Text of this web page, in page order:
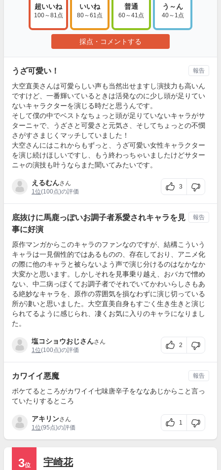
超いいね
100～81点
いいね
80～61点
普通
60～41点
う～ん
40～1点
採点・コメントする
うざ可愛い！
大空直美さんは可愛らしい声も当然出せますし演技力も高いん
ですけど、一番輝いているときは活発なのに少し頭が足りてい
ないキャラクターを演じる時だと思うんです。
そして僕の中でベストなちょっと頭が足りていないキャラがサ
ターニャで、うざさと可愛さと元気さ、そしてちょっとの不憫
さがすさまじくマッチしていました！
大空さんにはこれからもずっと、うざ可愛い女性キャラクター
を演じ続けほしいですし、もう終わっちゃいましたけどサター
ニャの演技も叶うならまた聞いてみたいです。
えるむんさん
1位(100点)の評価
3
報告
底抜けに馬鹿っぽいお調子者系愛されキャラを見
事に好演
原作マンガからこのキャラのファンなのですが、結構こういう
キャラは一見個性的ではあるものの、存在しており、アニメ化
の際に他のキャラと被らないよう声で演じ分けるのはなかなか
大変かと思います。しかしそれを見事乗り越え、おバカで憎め
ない、中二病っぽくてお調子者でそれでいてかわいらしさもあ
る絶妙なキャラを、原作の雰囲気を損なわずに演じ切っている
所が凄いと思いました。大空直美自身もすごく生き生きと演じ
られてるように感じられ、凄くお気に入りのキャラになりまし
た。
塩コショウおじさんさん
1位(100点)の評価
2
報告
カワイイ悪魔
ボケてるところがカワイイ七味唐辛子をななあじからこと言っ
ていたりするところ
アキリンさん
1位(95点)の評価
1
報告
3位
宇崎花